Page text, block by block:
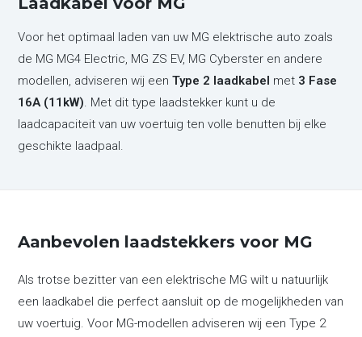
Voor het optimaal laden van uw MG elektrische auto zoals
de MG MG4 Electric, MG ZS EV, MG Cyberster en andere
modellen, adviseren wij eenType 2 laadkabel met 3 Fase
16A (11kW). Met dit type laadstekker kunt u de
laadcapaciteit van uw voertuig ten volle benutten bij elke
geschikte laadpaal.
Aanbevolen laadstekkers voor MG
Als trotse bezitter van een elektrische MG wilt u natuurlijk
een laadkabel die perfect aansluit op de mogelijkheden van
uw voertuig. Voor MG-modellen adviseren wij een Type 2